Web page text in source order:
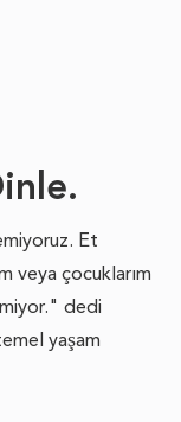
Et
veya çocuklarım
dedi
yaşam